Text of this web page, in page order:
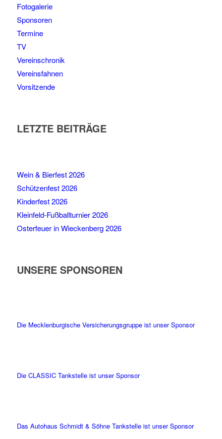
Fotogalerie
Sponsoren
Termine
TV
Vereinschronik
Vereinsfahnen
Vorsitzende
LETZTE BEITRÄGE
Wein & Bierfest 2026
Schützenfest 2026
Kinderfest 2026
Kleinfeld-Fußballturnier 2026
Osterfeuer in Wieckenberg 2026
UNSERE SPONSOREN
Die Mecklenburgische Versicherungsgruppe ist unser Sponsor
Die CLASSIC Tankstelle ist unser Sponsor
Das Autohaus Schmidt & Söhne Tankstelle ist unser Sponsor